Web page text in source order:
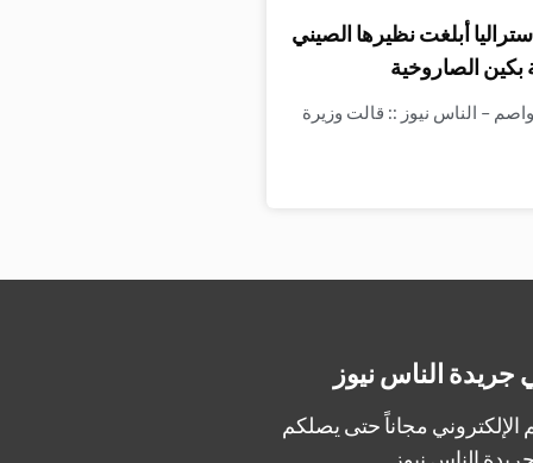
أبلغت نظيرها الصيني
بكين الصاروخية
– الناس نيوز :: قالت وزيرة
جريدة الناس نيوز
الإلكتروني مجاناً حتى يصلكم